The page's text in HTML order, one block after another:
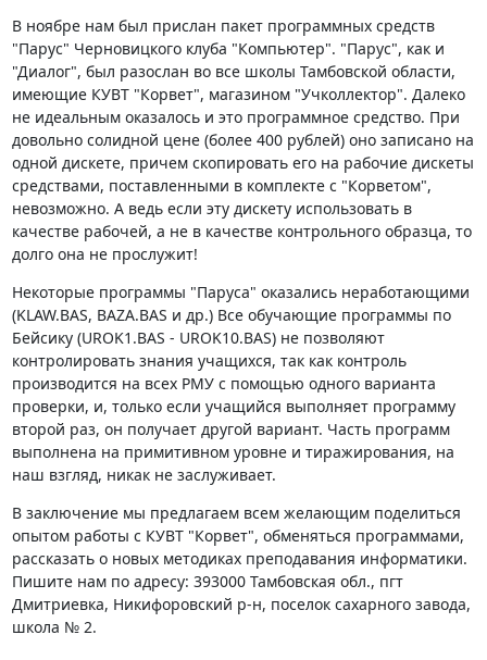
В ноябре нам был прислан пакет программных средств
"Парус" Черновицкого клуба "Компьютер". "Парус", как и
"Диалог", был разослан во все школы Тамбовской области,
имеющие КУВТ "Корвет", магазином "Учколлектор". Далеко
не идеальным оказалось и это программное средство. При
довольно солидной цене (более 400 рублей) оно записано на
одной дискете, причем скопировать его на рабочие дискеты
средствами, поставленными в комплекте с "Корветом",
невозможно. А ведь если эту дискету использовать в
качестве рабочей, а не в качестве контрольного образца, то
долго она не прослужит!
Некоторые программы "Паруса" оказались неработающими
(KLAW.BAS, BAZA.ВAS и др.) Все обучающие программы по
Бейсику (UROK1.BAS - UROK10.BAS) не позволяют
контролировать знания учащихся, так как контроль
производится на всех РМУ с помощью одного варианта
проверки, и, только если учащийся выполняет программу
второй раз, он получает другой вариант. Часть программ
выполнена на примитивном уровне и тиражирования, на
наш взгляд, никак не заслуживает.
В заключение мы предлагаем всем желающим поделиться
опытом работы с КУВТ "Корвет", обменяться программами,
рассказать о новых методиках преподавания информатики.
Пишите нам по адресу: 393000 Тамбовская обл., пгт
Дмитриевка, Никифоровский р-н, поселок сахарного завода,
школа № 2.